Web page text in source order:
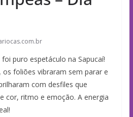
puro espetáculo na Sapucaí!
foliões vibraram sem parar e
com desfiles que
cor, ritmo e emoção. A energia